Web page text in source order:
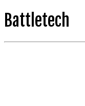
Battletech